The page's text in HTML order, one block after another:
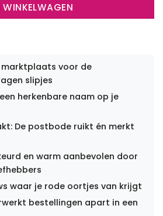
WINKELWAGEN
marktplaats voor de
slipjes
herkenbare naam op je
De postbode ruikt én merkt
en warm aanbevolen door
waar je rode oortjes van krijgt
bestellingen apart in een